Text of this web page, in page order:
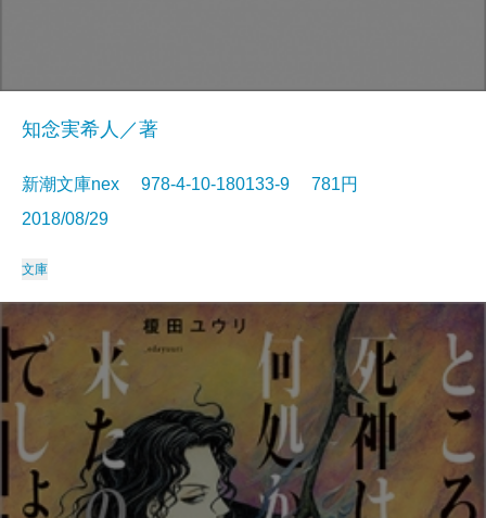
知念実希人／著
新潮文庫nex 978-4-10-180133-9 781円
2018/08/29
文庫